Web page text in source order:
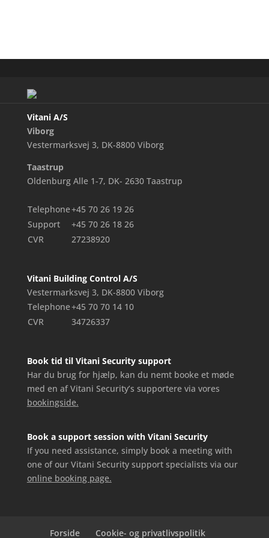
Vitani A/S
Viborg
Vestermarksvej 3, DK-8800 Viborg
Taastrup
Oldenburg Alle 1-7, DK- 2630 Taastrup
Telephone+45 70 26 19 26
Support
+45 70 26 18 26
CVR
27238920
Vitani Building Control A/S
Vestermarksvej 3, DK-8800 Viborg
Telephone+45 70 70 14 10
CVR
34726337
Book tid til Vitani Security support
Har du brug for hjælp, kan du nemt booke et møde
med en af Vitani Security’s supportere via vores
bookingside.
Book a support session with Vitani Security
If you need assistance, simply book a meeting with
one of our Vitani Security support specialists via our
online booking page.
Forside Cookie- og privatlivspolitik